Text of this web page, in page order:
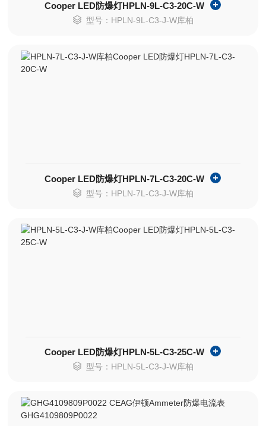
Cooper LED防爆灯HPLN-9L-C3-20C-W
型号：HPLN-9L-C3-J-W库柏
Cooper LED防爆灯HPLN-7L-C3-20C-W
型号：HPLN-7L-C3-J-W库柏
Cooper LED防爆灯HPLN-5L-C3-25C-W
型号：HPLN-5L-C3-J-W库柏